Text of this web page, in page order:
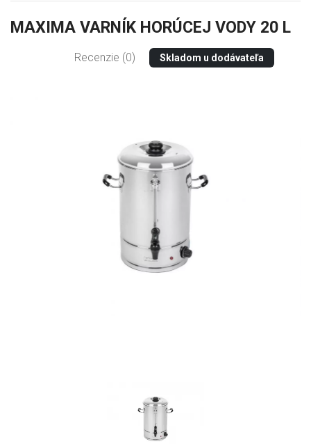
MAXIMA VARNÍK HORÚCEJ VODY 20 L
Recenzie (0) Skladom u dodávateľa